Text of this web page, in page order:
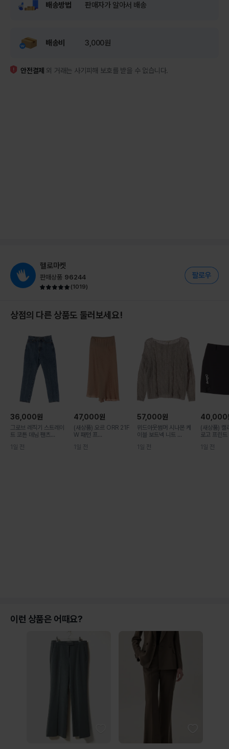
배송방법 판매자가 알아서 배송
배송비 3,000원
안전결제 외 거래는 사기피해 보호를 받을 수 없습니다.
헬로마켓
판매상품 96244
(1019)
상점의 다른 상품도 둘러보세요!
36,000원
그로브 레직기 스트레이
트 코튼 데님 팬츠...
1일 전
47,000원
(새상품) 오르 ORR 21F
W 패턴 프...
1일 전
57,000원
위드아웃썸머 시나몬 케
이블 보트넥 니트 ...
1일 전
40,000
(새상품) 캘
로고 프린
1일 전
이런 상품은 어때요?